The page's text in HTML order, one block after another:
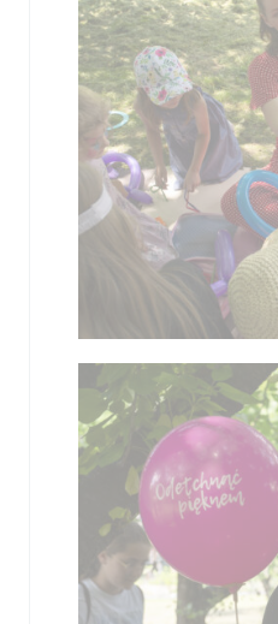
Wystawy / Wydarzenia
Kontakt i Zespół